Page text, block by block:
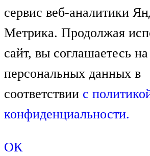
сервис веб-аналитики
Метрика. Продолжая
сайт, вы соглашаетесь
персональных данных в
соответствии с
конфиденциальности.
ОК